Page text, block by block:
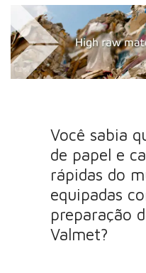
Você sabia
de papel e
rápidas do
equipadas
preparação
Valmet?